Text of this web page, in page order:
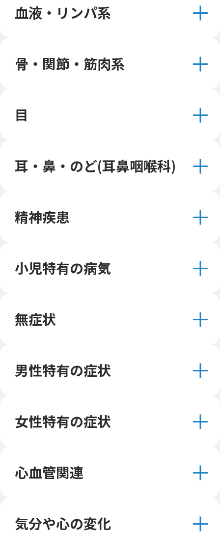
血液・リンパ系
骨・関節・筋肉系
目
耳・鼻・のど(耳鼻咽喉科)
精神疾患
小児特有の病気
無症状
男性特有の症状
女性特有の症状
心血管関連
気分や心の変化